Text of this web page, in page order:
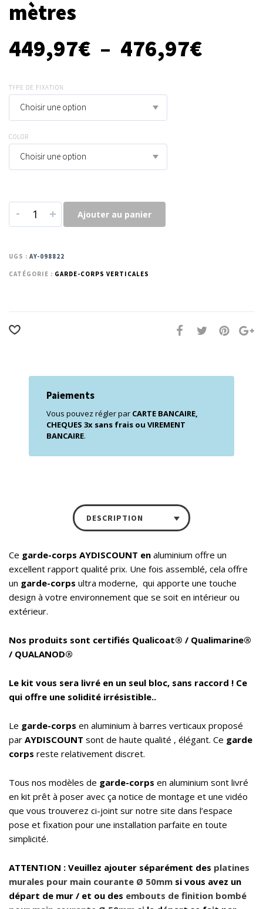
mètres
449,97€ – 476,97€
TYPE DE FIXATION
Choisir une option
COLOR
Choisir une option
- + Ajouter au panier
UGS : AY-098822
CATÉGORIE : GARDE-CORPS VERTICALES
Paiements
Vous pouvez régler par CARTE BANCAIRE,
CHEQUES 3x sans frais ou VIREMENT
BANCAIRE.
DESCRIPTION
Ce garde-corps AYDISCOUNT en aluminium offre un
excellent rapport qualité prix. Une fois assemblé, cela offre
un garde-corps ultra moderne, qui apporte une touche
design à votre environnement que se soit en intérieur ou
extérieur.
Nos produits sont certifiés Qualicoat® / Qualimarine®
/ QUALANOD®
Le kit vous sera livré en un seul bloc, sans raccord ! Ce
qui offre une solidité irrésistible..
Le garde-corps en aluminium à barres verticaux proposé
par AYDISCOUNT sont de haute qualité , élégant. Ce garde
corps reste relativement discret.
Tous nos modèles de garde-corps en aluminium sont livré
en kit prêt à poser avec ça notice de montage et une vidéo
que vous trouverez ci-joint sur notre site dans l’espace
pose et fixation pour une installation parfaite en toute
simplicité.
ATTENTION : Veuillez ajouter séparément des platines
murales pour main courante Ø 50mm si vous avez un
départ de mur / et ou des embouts de finition bombé